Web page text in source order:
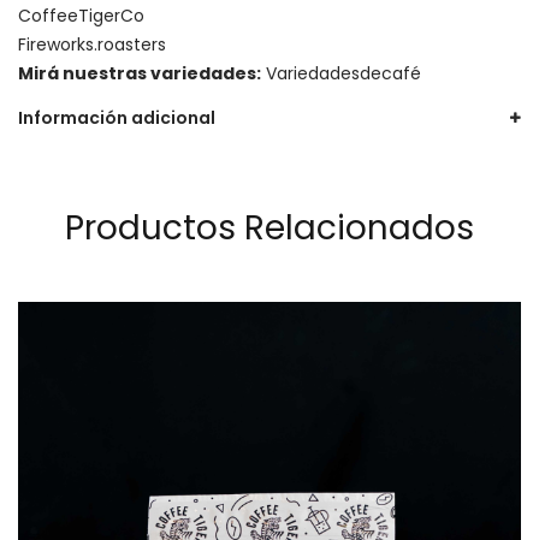
CoffeeTigerCo
Fireworks.roasters
Mirá nuestras variedades: Variedadesdecafé
Información adicional
Productos Relacionados